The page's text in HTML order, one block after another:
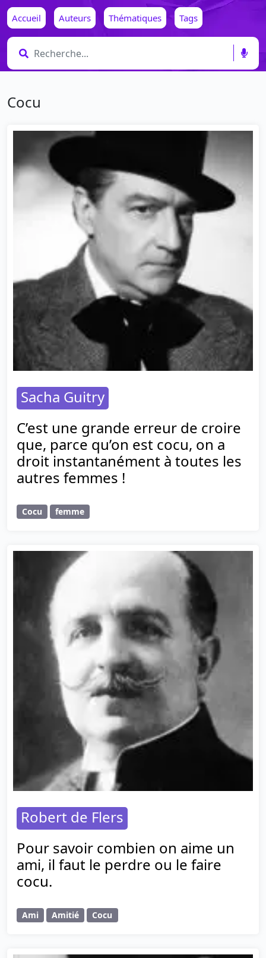
Accueil Auteurs Thématiques Tags
Cocu
Sacha Guitry
C’est une grande erreur de croire
que, parce qu’on est cocu, on a
droit instantanément à toutes les
autres femmes !
Cocu femme
Robert de Flers
Pour savoir combien on aime un
ami, il faut le perdre ou le faire
cocu.
Ami Amitié Cocu